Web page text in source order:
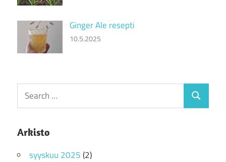
Ginger Ale resepti
10.5.2025
Search
for:
Search
Arkisto
syyskuu 2025(2)